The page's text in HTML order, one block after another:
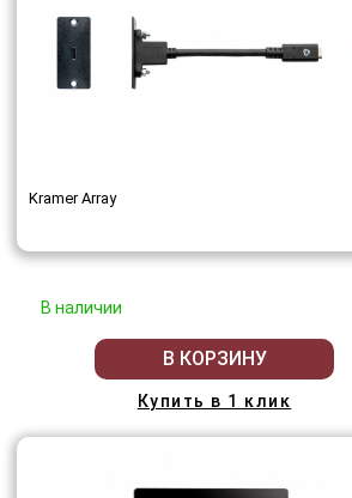
Kramer Array
В наличии
В КОРЗИНУ
Купить в 1 клик